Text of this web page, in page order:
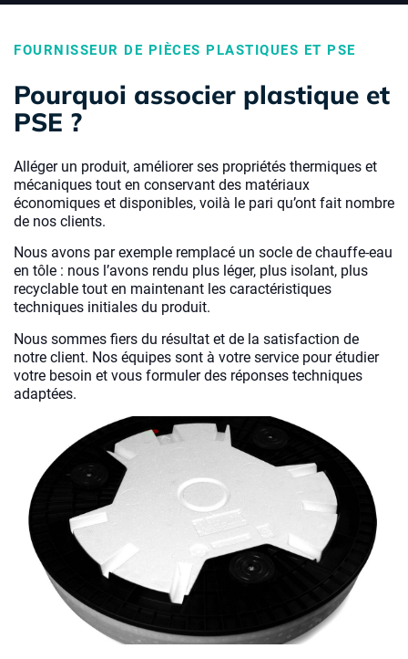
FOURNISSEUR DE PIÈCES PLASTIQUES ET PSE
Pourquoi associer plastique et
PSE ?
Alléger un produit, améliorer ses propriétés thermiques et
mécaniques tout en conservant des matériaux
économiques et disponibles, voilà le pari qu’ont fait nombre
de nos clients.
Nous avons par exemple remplacé un socle de chauffe-eau
en tôle : nous l’avons rendu plus léger, plus isolant, plus
recyclable tout en maintenant les caractéristiques
techniques initiales du produit.
Nous sommes fiers du résultat et de la satisfaction de
notre client. Nos équipes sont à votre service pour étudier
votre besoin et vous formuler des réponses techniques
adaptées.